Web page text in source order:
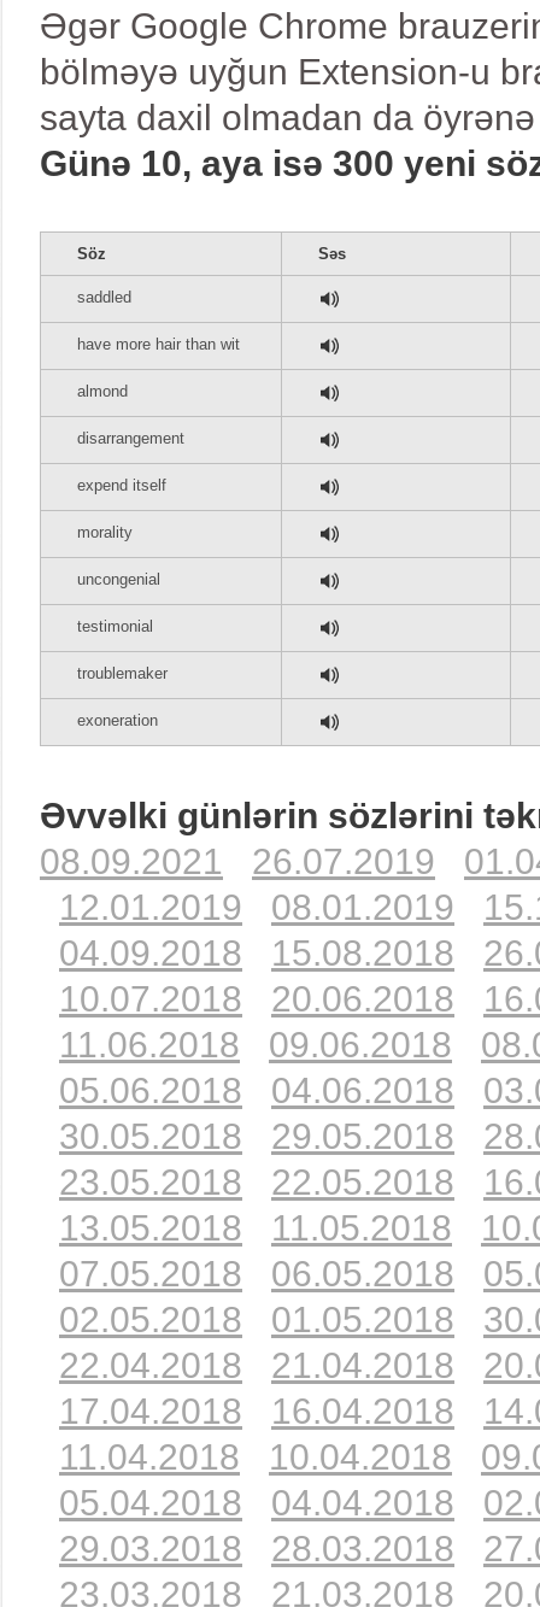
Əgər Google Chrome
bölməyə uyğun Extension-u
sayta daxil olmadan da
Günə 10, aya isə 300 yeni
Söz Səs
saddled
have more hair than wit
almond
disarrangement
expend itself
morality
uncongenial
testimonial
troublemaker
exoneration
Əvvəlki günlərin sözlərini
08.09.2021
26.07.2019
12.01.2019
08.01.2019
04.09.2018
15.08.2018
10.07.2018
20.06.2018
11.06.2018
09.06.2018
05.06.2018
04.06.2018
30.05.2018
29.05.2018
23.05.2018
22.05.2018
13.05.2018
11.05.2018
07.05.2018
06.05.2018
02.05.2018
01.05.2018
22.04.2018
21.04.2018
17.04.2018
16.04.2018
11.04.2018
10.04.2018
05.04.2018
04.04.2018
29.03.2018
28.03.2018
23.03.2018
21.03.2018